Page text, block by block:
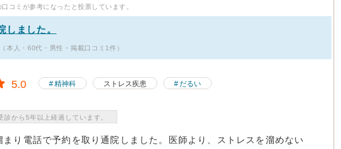
口コミが参考になったと投票しています。
しました。
本人・60代・男性・掲載口コミ1件）
5.0 精神科 ストレス疾患 だるい
診から5年以上経過しています。
まり電話で予約を取り通院しました。医師より、ストレスを溜めない